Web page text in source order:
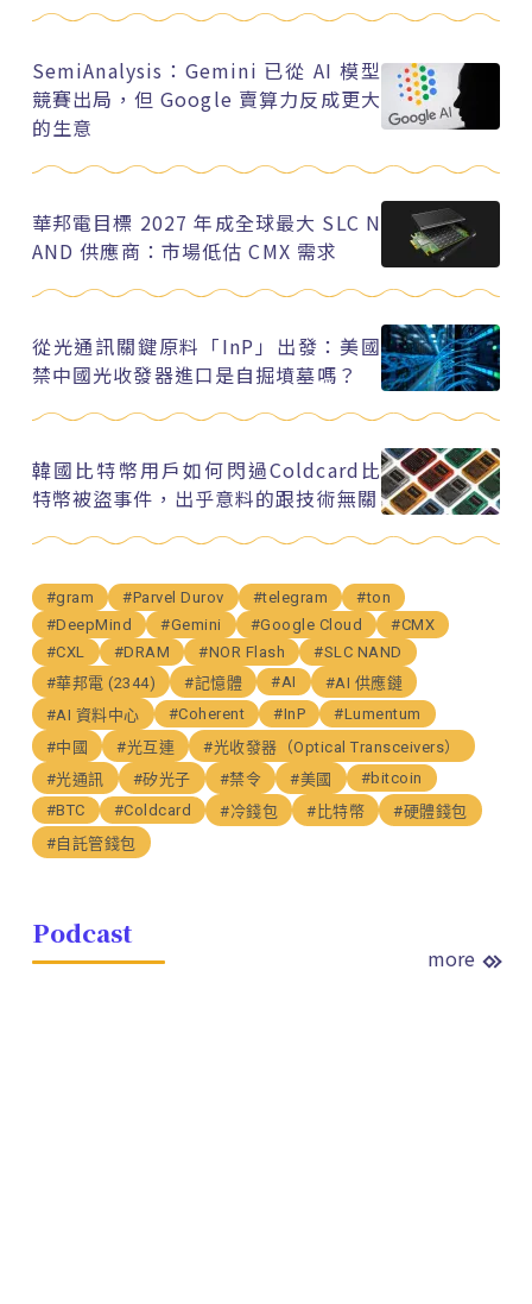
SemiAnalysis：Gemini 已從 AI 模型
競賽出局，但 Google 賣算力反成更大
的生意
華邦電目標 2027 年成全球最大 SLC N
AND 供應商：市場低估 CMX 需求
從光通訊關鍵原料「InP」出發：美國
禁中國光收發器進口是自掘墳墓嗎？
韓國比特幣用戶如何閃過Coldcard比
特幣被盜事件，出乎意料的跟技術無關
#gram #Parvel Durov #telegram
#ton
#DeepMind
#Gemini #Google Cloud
#CMX
#CXL
#DRAM #NOR Flash
#SLC NAND
#華邦電 (2344)
#記憶體 #AI
#AI 供應鏈
#AI 資料中心
#Coherent #InP
#Lumentum
#中國
#光互連
#光收發器（Optical Transceivers）
#光通訊
#矽光子 #禁令 #美國
#bitcoin
#BTC
#Coldcard #冷錢包 #比特幣
#硬體錢包
#自託管錢包
Podcast
more